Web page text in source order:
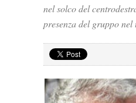
nel solco del
presenza del gruppo